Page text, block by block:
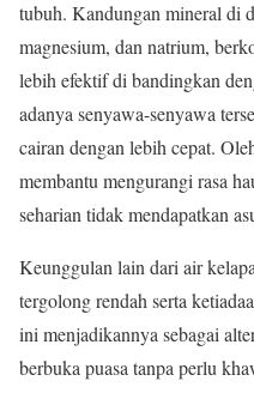
tubuh. Kandungan mineral di
magnesium, dan natrium,
lebih efektif di bandingkan
adanya senyawa-senyawa
cairan dengan lebih cepat.
membantu mengurangi rasa
seharian tidak mendapatkan
Keunggulan lain dari air
tergolong rendah serta
ini menjadikannya sebagai
berbuka puasa tanpa perlu